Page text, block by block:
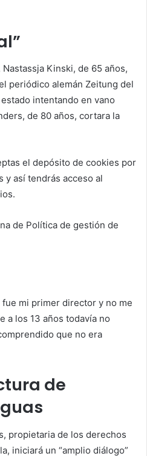
Kinski, de 65 años,
periódico alemán Zeitung del
intentando en vano
de 80 años, cortara la
el depósito de cookies por
y así tendrás acceso al
de Política de gestión de
mi primer director y no me
a los 13 años todavía no
que no era
de
propietaria de los derechos
iniciará un “amplio diálogo”